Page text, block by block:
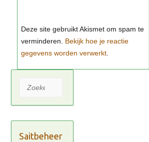
Bekijk hoe je reactie
gegevens worden verwerkt
Zoeken
Saitbeheer